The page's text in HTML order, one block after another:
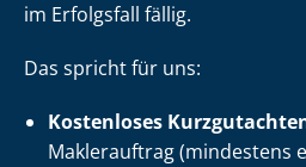
im Erfolgsfall fällig.
Das spricht für uns:
Kostenloses
Maklerauftrag (mindestens